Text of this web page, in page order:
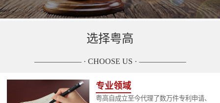
选择粤高
—————— · CHOOSE US · ——————
专业领域
粤高自成立至今代理了数万件专利申请、